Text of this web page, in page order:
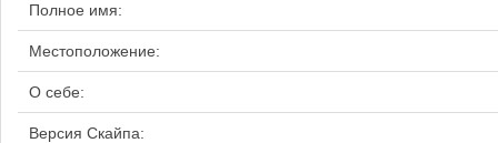
Полное имя:
Местоположение:
О себе:
Версия Скайпа: